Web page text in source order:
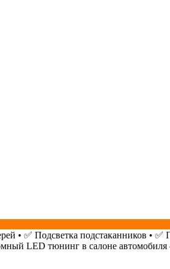
• ✅ Подсветка подстаканников • ✅
LED тюнинг в салоне